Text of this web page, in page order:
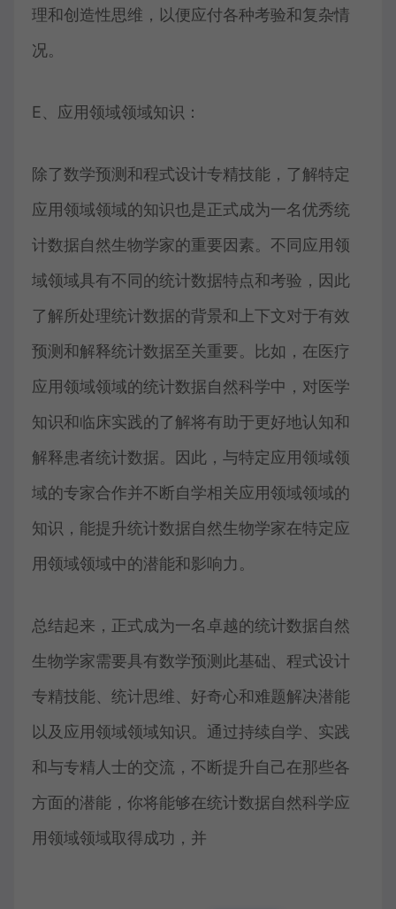
理和创造性思维，以便应付各种考验和复杂情
况。
E、应用领域领域知识：
除了数学预测和程式设计专精技能，了解特定
应用领域领域的知识也是正式成为一名优秀统
计数据自然生物学家的重要因素。不同应用领
域领域具有不同的统计数据特点和考验，因此
了解所处理统计数据的背景和上下文对于有效
预测和解释统计数据至关重要。比如，在医疗
应用领域领域的统计数据自然科学中，对医学
知识和临床实践的了解将有助于更好地认知和
解释患者统计数据。因此，与特定应用领域领
域的专家合作并不断自学相关应用领域领域的
知识，能提升统计数据自然生物学家在特定应
用领域领域中的潜能和影响力。
总结起来，正式成为一名卓越的统计数据自然
生物学家需要具有数学预测此基础、程式设计
专精技能、统计思维、好奇心和难题解决潜能
以及应用领域领域知识。通过持续自学、实践
和与专精人士的交流，不断提升自己在那些各
方面的潜能，你将能够在统计数据自然科学应
用领域领域取得成功，并